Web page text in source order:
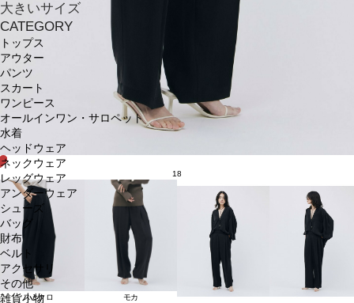
大きいサイズ
CATEGORY
トップス
アウター
パンツ
スカート
ワンピース
オールインワン・サロペット
水着
ヘッドウェア
ネックウェア
レッグウェア
アンダーウェア
シューズ
バッグ
財布
ベルト
アクセサリ
その他
雑貨小物
18
スミクロ モカ